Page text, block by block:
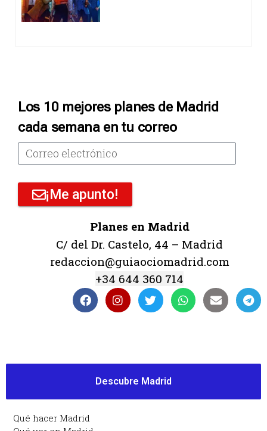
Los 10 mejores planes de Madrid
cada semana en tu correo
¡Me apunto!
Planes en Madrid
C/ del Dr. Castelo, 44 – Madrid
redaccion@guiaociomadrid.com
+34 644 360 714
Descubre Madrid
Qué hacer Madrid